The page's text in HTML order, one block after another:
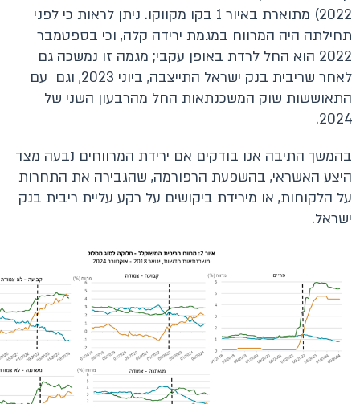
2022) מתוארת באיור 1 בקו מקווקו. ניתן לראות כי לפני
תחילתה היה המרווח במגמת ירידה קלה, וכי בספטמבר
2022 הוא החל לרדת באופן עקבי; מגמה זו נמשכה גם
לאחר שריבית בנק ישראל התייצבה, ביוני 2023, וגם עם
התאוששות שוק המשכנתאות החל מהרבעון השני של
2024.
בהמשך התיבה אנו בודקים אם ירידת המרווחים נבעה מצד
היצע האשראי, בהשפעת הרפורמה, שהגבירה את התחרות
על הלקוחות, או מירידת ביקושים על רקע עליית ריבית בנק
ישראל.